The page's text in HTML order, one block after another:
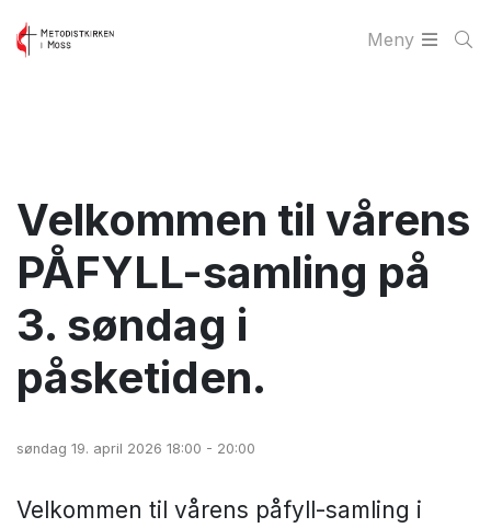
Meny
Velkommen til vårens
PÅFYLL-samling på
3. søndag i
påsketiden.
søndag 19. april 2026 18:00 - 20:00
Velkommen til vårens påfyll-samling i